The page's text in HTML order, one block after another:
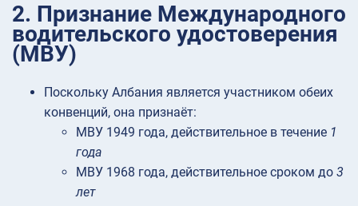
2. Признание Международного
водительского удостоверения
(МВУ)
Поскольку Албания является участником обеих
конвенций, она признаёт:
МВУ 1949 года, действительное в течение 1
года
МВУ 1968 года, действительное сроком до 3
лет